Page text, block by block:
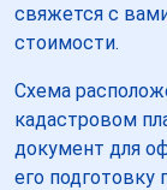
свяжется с
стоимости.
Схема
кадастровом
документ для
его